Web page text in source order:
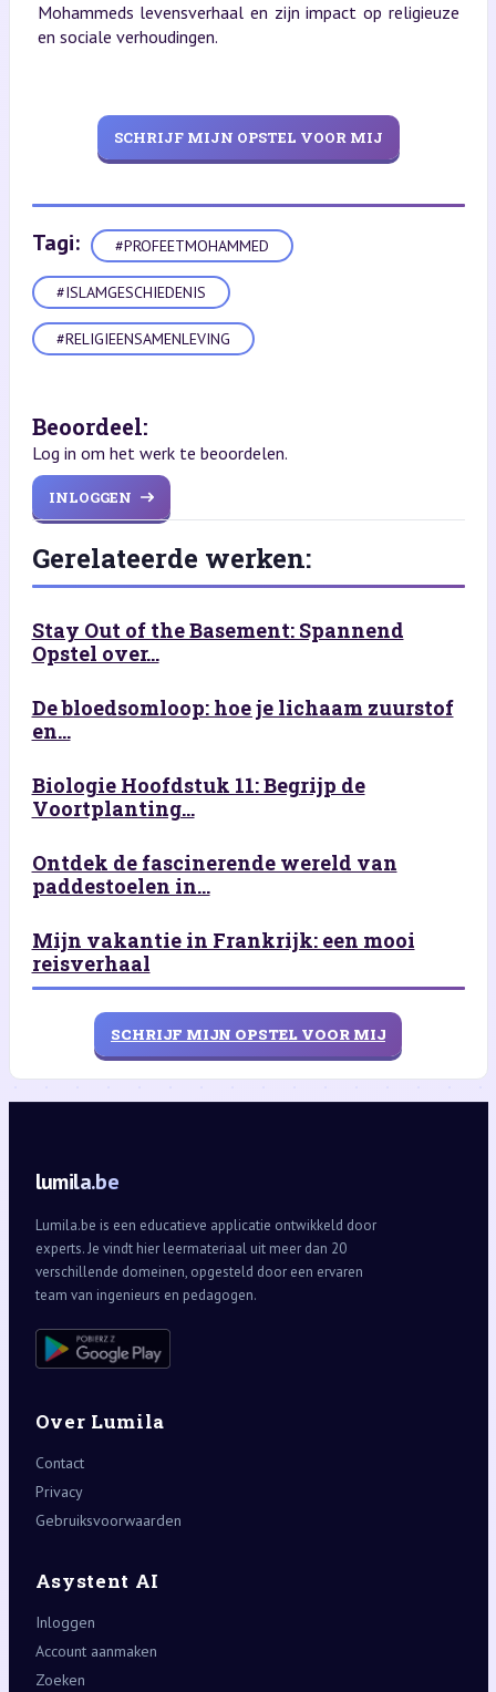
Mohammeds levensverhaal en zijn impact op religieuze
en sociale verhoudingen.
SCHRIJF MIJN OPSTEL VOOR MIJ
Tagi: #PROFEETMOHAMMED
#ISLAMGESCHIEDENIS
#RELIGIEENSAMENLEVING
Beoordeel:
Log in om het werk te beoordelen.
INLOGGEN
Gerelateerde werken:
Stay Out of the Basement: Spannend
Opstel over...
De bloedsomloop: hoe je lichaam zuurstof
en...
Biologie Hoofdstuk 11: Begrijp de
Voortplanting...
Ontdek de fascinerende wereld van
paddestoelen in...
Mijn vakantie in Frankrijk: een mooi
reisverhaal
SCHRIJF MIJN OPSTEL VOOR MIJ
lumila.be
Lumila.be is een educatieve applicatie ontwikkeld door
experts. Je vindt hier leermateriaal uit meer dan 20
verschillende domeinen, opgesteld door een ervaren
team van ingenieurs en pedagogen.
Over Lumila
Contact
Privacy
Gebruiksvoorwaarden
Asystent AI
Inloggen
Account aanmaken
Zoeken